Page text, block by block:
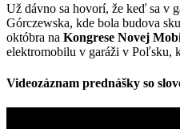
Už dávno sa hovorí, že keď sa v
Górczewska, kde bola budova
októbra na Kongrese Novej
elektromobilu v garáži v Poľsku,
Videozáznam prednášky so